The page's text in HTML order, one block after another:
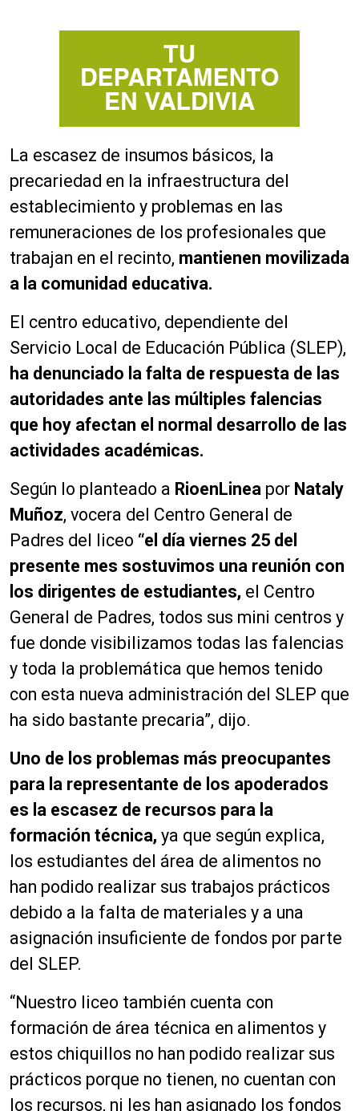
La escasez de insumos básicos, la
precariedad en la infraestructura del
establecimiento y problemas en las
remuneraciones de los profesionales que
trabajan en el recinto, mantienen movilizada
a la comunidad educativa.
El centro educativo, dependiente del
Servicio Local de Educación Pública (SLEP),
ha denunciado la falta de respuesta de las
autoridades ante las múltiples falencias
que hoy afectan el normal desarrollo de las
actividades académicas.
Según lo planteado a RioenLinea por Nataly
Muñoz, vocera del Centro General de
Padres del liceo “el día viernes 25 del
presente mes sostuvimos una reunión con
los dirigentes de estudiantes, el Centro
General de Padres, todos sus mini centros y
fue donde visibilizamos todas las falencias
y toda la problemática que hemos tenido
con esta nueva administración del SLEP que
ha sido bastante precaria”, dijo.
Uno de los problemas más preocupantes
para la representante de los apoderados
es la escasez de recursos para la
formación técnica, ya que según explica,
los estudiantes del área de alimentos no
han podido realizar sus trabajos prácticos
debido a la falta de materiales y a una
asignación insuficiente de fondos por parte
del SLEP.
“Nuestro liceo también cuenta con
formación de área técnica en alimentos y
estos chiquillos no han podido realizar sus
prácticos porque no tienen, no cuentan con
los recursos, ni les han asignado los fondos